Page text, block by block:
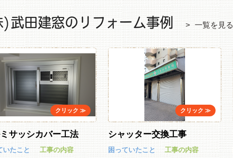
武田建窓のリフォーム事例 一覧を見る
サッシカバー工法
いたこと 工事の内容
シャッター交換工事
困っていたこと 工事の内容